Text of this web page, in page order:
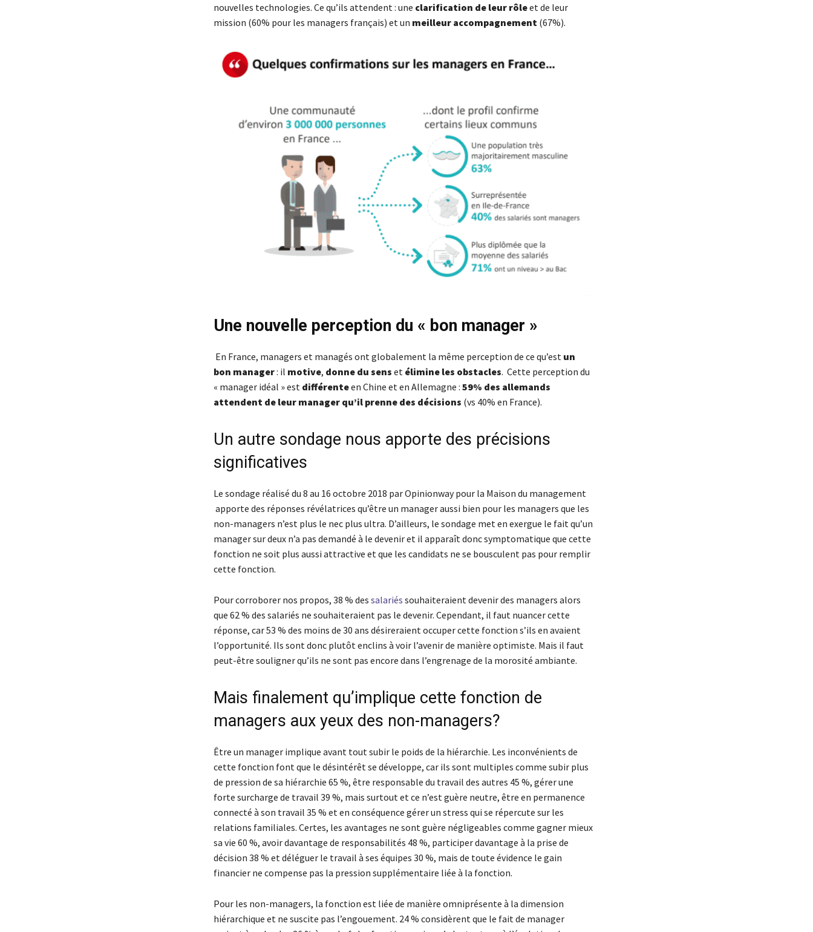
nouvelles technologies. Ce qu’ils attendent : une clarification de leur rôleet de leur
mission (60% pour les managers français) et un meilleur accompagnement (67%).
Une nouvelle perception du « bon manager »
En France, managers et managés ont globalement la même perception de ce qu’est un
bon manager: il motive, donne du sens et élimine les obstacles. Cette perception du
« manager idéal » est différenteen Chine et en Allemagne : 59% des allemands
attendent de leur manager qu’il prenne des décisions (vs 40% en France).
Un autre sondage nous apporte des précisions
significatives
Le sondage réalisé du 8 au 16 octobre 2018 par Opinionway pour la Maison du management
apporte des réponses révélatrices qu’être un manager aussi bien pour les managers que les
non-managers n’est plus le nec plus ultra. D’ailleurs, le sondage met en exergue le fait qu’un
manager sur deux n’a pas demandé à le devenir et il apparaît donc symptomatique que cette
fonction ne soit plus aussi attractive et que les candidats ne se bousculent pas pour remplir
cette fonction.
Pour corroborer nos propos, 38 % des salariés souhaiteraient devenir des managers alors
que 62 % des salariés ne souhaiteraient pas le devenir. Cependant, il faut nuancer cette
réponse, car 53 % des moins de 30 ans désireraient occuper cette fonction s’ils en avaient
l’opportunité. Ils sont donc plutôt enclins à voir l’avenir de manière optimiste. Mais il faut
peut-être souligner qu’ils ne sont pas encore dans l’engrenage de la morosité ambiante.
Mais finalement qu’implique cette fonction de
managers aux yeux des non-managers?
Être un manager implique avant tout subir le poids de la hiérarchie. Les inconvénients de
cette fonction font que le désintérêt se développe, car ils sont multiples comme subir plus
de pression de sa hiérarchie 65 %, être responsable du travail des autres 45 %, gérer une
forte surcharge de travail 39 %, mais surtout et ce n’est guère neutre, être en permanence
connecté à son travail 35 % et en conséquence gérer un stress qui se répercute sur les
relations familiales. Certes, les avantages ne sont guère négligeables comme gagner mieux
sa vie 60 %, avoir davantage de responsabilités 48 %, participer davantage à la prise de
décision 38 % et déléguer le travail à ses équipes 30 %, mais de toute évidence le gain
financier ne compense pas la pression supplémentaire liée à la fonction.
Pour les non-managers, la fonction est liée de manière omniprésente à la dimension
hiérarchique et ne suscite pas l’engouement. 24 % considèrent que le fait de manager